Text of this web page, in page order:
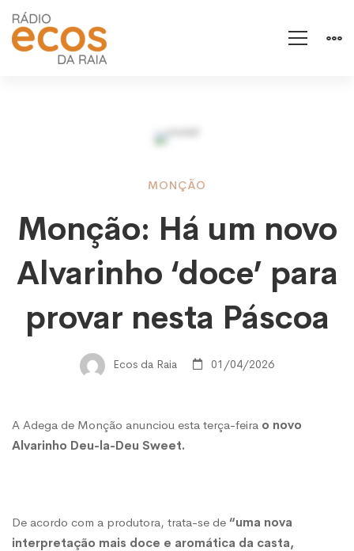
Monção:
Há
um
novo
Alvarinho
para
MONÇÃO
Monção: Há um novo
Alvarinho ‘doce’ para
provar nesta Páscoa
Ecos da Raia 01/04/2026
A Adega de Monção anunciou esta terça-feira o novo
Alvarinho Deu-la-Deu Sweet.
De acordo com a produtora, trata-se de “uma nova
interpretação mais doce e aromática da casta,